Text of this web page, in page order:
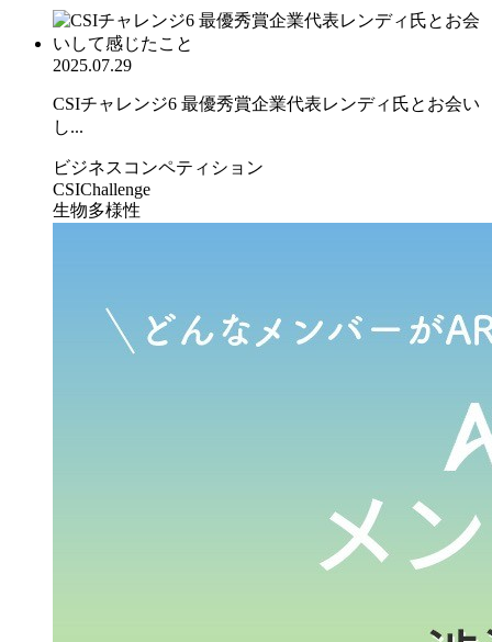
2025.07.29
CSIチャレンジ6 最優秀賞企業代表レンディ氏とお会い
し...
ビジネスコンペティション
CSIChallenge
生物多様性